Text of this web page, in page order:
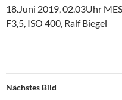
18.Juni 2019, 02.03Uhr
F3,5, ISO 400, Ralf Biegel
Nächstes Bild